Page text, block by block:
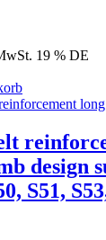
19 % DE
design
S51,